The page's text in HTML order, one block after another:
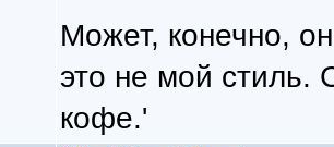
Может, конечно,
это не мой стиль.
кофе.'